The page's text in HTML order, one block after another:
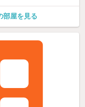
部屋を見る